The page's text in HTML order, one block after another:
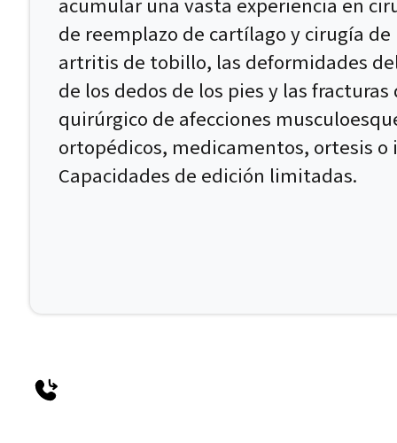
acumular una vasta experiencia en
de reemplazo de cartílago y cirugía
artritis de tobillo, las deformidades
de los dedos de los pies y las
quirúrgico de afecciones
ortopédicos, medicamentos, ortesis
Capacidades de edición limitadas.